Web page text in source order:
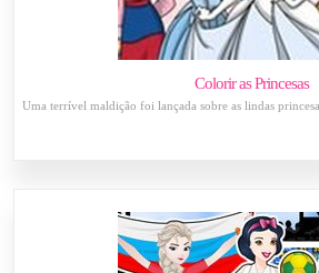
Colorir as Princesas
Uma terrível maldição foi lançada sobre as lindas